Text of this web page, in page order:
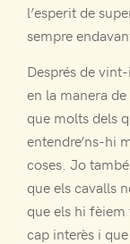
l’esperit de
sempre
Després de
en la manera
que molts dels
entendre’ns-hi
coses. Jo
que els cavalls
que els hi
cap interès i